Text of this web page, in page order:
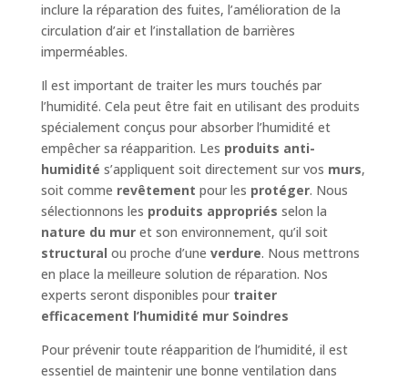
inclure la réparation des fuites, l’amélioration de la
circulation d’air et l’installation de barrières
imperméables.
Il est important de traiter les murs touchés par
l’humidité. Cela peut être fait en utilisant des produits
spécialement conçus pour absorber l’humidité et
empêcher sa réapparition. Les produits anti-
humidité s’appliquent soit directement sur vos murs,
soit comme revêtement pour les protéger. Nous
sélectionnons les produits appropriés selon la
nature du muret son environnement, qu’il soit
structural ou proche d’une verdure. Nous mettrons
en place la meilleure solution de réparation. Nos
experts seront disponibles pour traiter
efficacement l’humidité mur Soindres
Pour prévenir toute réapparition de l’humidité, il est
essentiel de maintenir une bonne ventilation dans